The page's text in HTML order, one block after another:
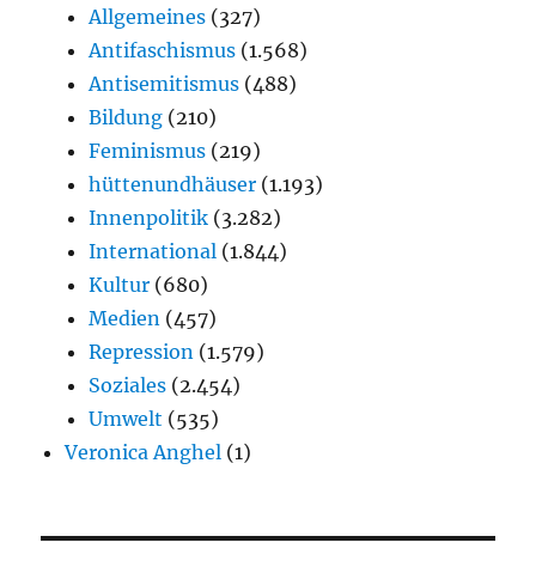
Allgemeines (327)
Antifaschismus (1.568)
Antisemitismus (488)
Bildung (210)
Feminismus (219)
hüttenundhäuser (1.193)
Innenpolitik (3.282)
International (1.844)
Kultur (680)
Medien (457)
Repression (1.579)
Soziales (2.454)
Umwelt (535)
Veronica Anghel (1)